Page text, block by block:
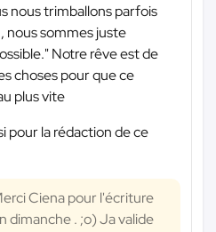
nous trimballons parfois
nous sommes juste
Notre rêve est de
choses pour que ce
plus vite
pour la rédaction de ce
Ciena pour l'écriture
dimanche . ;o) Ja valide